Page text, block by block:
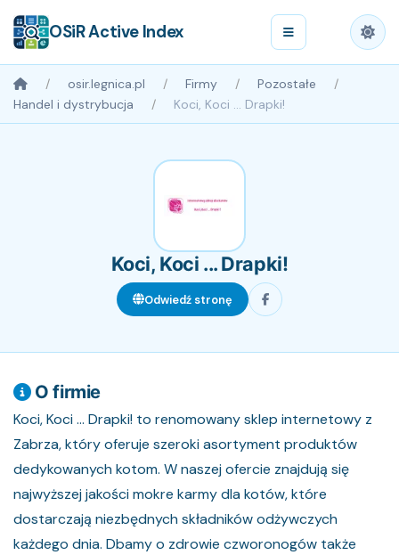
OSiR Active Index
osir.legnica.pl Firmy
Pozostałe
Handel i dystrybucja
Koci, Koci ... Drapki!
Koci, Koci ... Drapki!
Odwiedź stronę
O firmie
Koci, Koci ... Drapki! to renomowany sklep internetowy z
Zabrza, który oferuje szeroki asortyment produktów
dedykowanych kotom. W naszej ofercie znajdują się
najwyższej jakości mokre karmy dla kotów, które
dostarczają niezbędnych składników odżywczych
każdego dnia. Dbamy o zdrowie czworonogów także